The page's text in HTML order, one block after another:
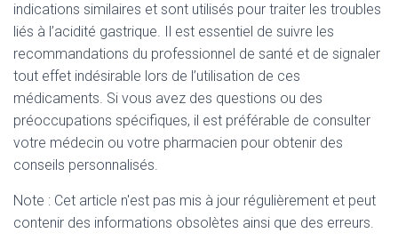
indications similaires et sont utilisés pour traiter les troubles
liés à l’acidité gastrique. Il est essentiel de suivre les
recommandations du professionnel de santé et de signaler
tout effet indésirable lors de l’utilisation de ces
médicaments. Si vous avez des questions ou des
préoccupations spécifiques, il est préférable de consulter
votre médecin ou votre pharmacien pour obtenir des
conseils personnalisés.
Note : Cet article n'est pas mis à jour régulièrement et peut
contenir des informations obsolètes ainsi que des erreurs.